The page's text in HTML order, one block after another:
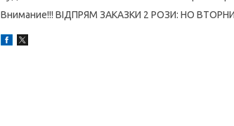
Внимание!!! ВІДПРЯМ ЗАКАЗКИ 2 РОЗИ: НО